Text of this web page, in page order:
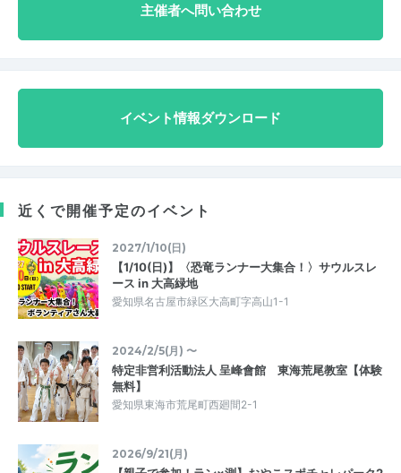
主催者へ問い合わせ
イベント情報ダウンロード
近くで開催予定のイベント
2027/1/10(日)
【1/10(日)】〈恐竜ランナー大集合！〉サウルスレ
ース in 大高緑地
愛知県名古屋市緑区大高町字高山1-1
2024/2/5(月) 〜
特定非営利活動法人 呈峰會館 東海荒尾教室【体験
無料】
愛知県東海市荒尾町西廻間2-1
2026/9/21(月)